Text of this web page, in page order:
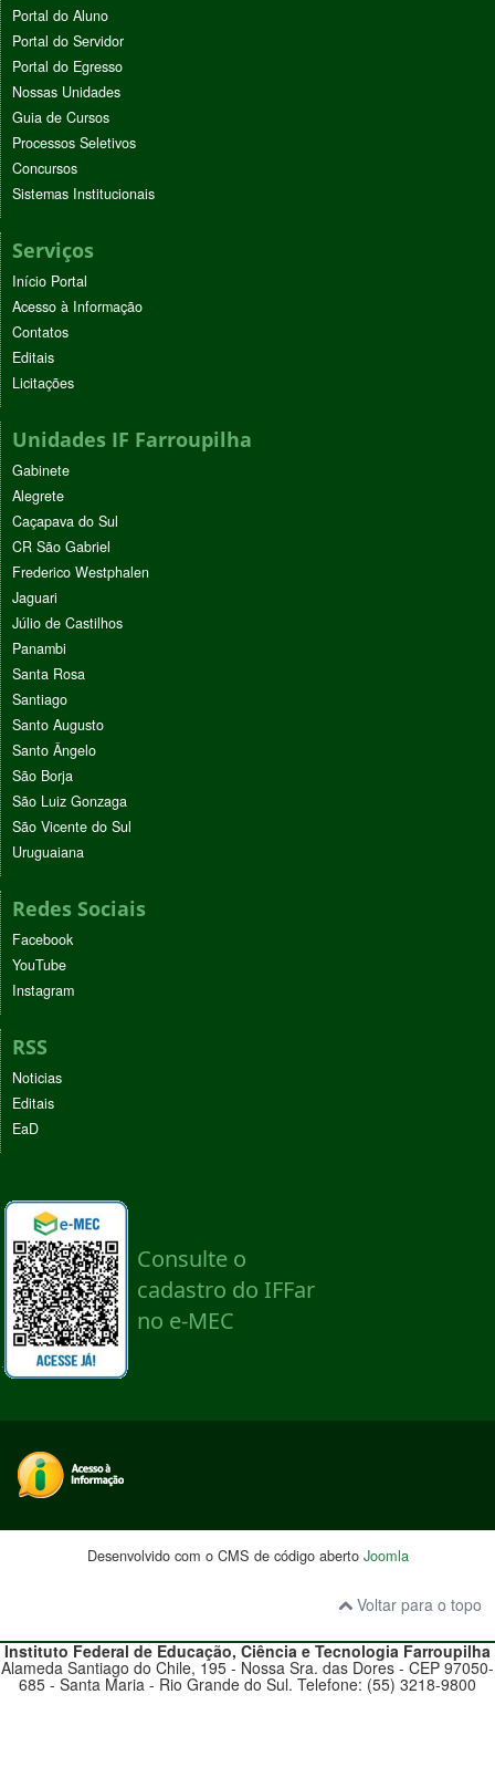
Portal do Aluno
Portal do Servidor
Portal do Egresso
Nossas Unidades
Guia de Cursos
Processos Seletivos
Concursos
Sistemas Institucionais
Serviços
Início Portal
Acesso à Informação
Contatos
Editais
Licitações
Unidades IF Farroupilha
Gabinete
Alegrete
Caçapava do Sul
CR São Gabriel
Frederico Westphalen
Jaguari
Júlio de Castilhos
Panambi
Santa Rosa
Santiago
Santo Augusto
Santo Ângelo
São Borja
São Luiz Gonzaga
São Vicente do Sul
Uruguaiana
Redes Sociais
Facebook
YouTube
Instagram
RSS
Noticias
Editais
EaD
Desenvolvido com o CMS de código aberto Joomla
Voltar para o topo
Instituto Federal de Educação, Ciência e Tecnologia Farroupilha
Alameda Santiago do Chile, 195 - Nossa Sra. das Dores - CEP 97050-
685 - Santa Maria - Rio Grande do Sul. Telefone: (55) 3218-9800